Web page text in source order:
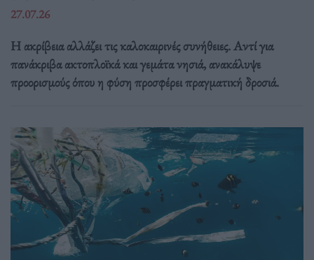
27.07.26
Η ακρίβεια αλλάζει τις καλοκαιρινές συνήθειες. Αντί για
πανάκριβα ακτοπλοϊκά και γεμάτα νησιά, ανακάλυψε
προορισμούς όπου η φύση προσφέρει πραγματική δροσιά.